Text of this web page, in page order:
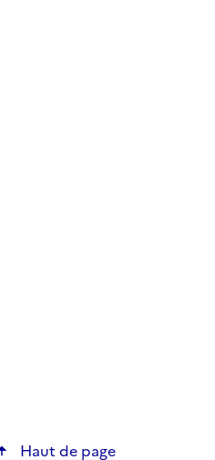
Haut de page